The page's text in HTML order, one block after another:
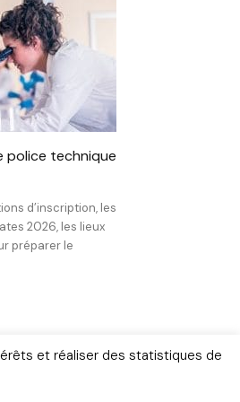
police technique
d’inscription, les
2026, les lieux
préparer le
et réaliser des statistiques de